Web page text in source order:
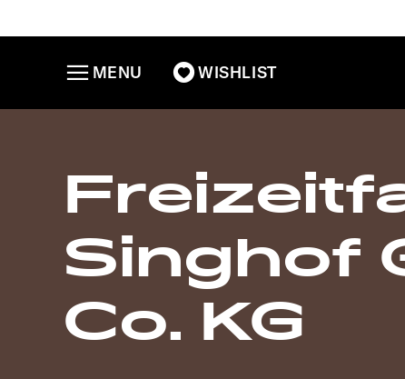
WISHLIST
MENU
Singhof
Co. KG